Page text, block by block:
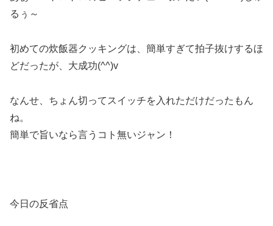
るぅ～
初めての炊飯器クッキングは、簡単すぎて拍子抜けするほ
どだったが、大成功(^^)v
なんせ、ちょん切ってスイッチを入れただけだったもん
ね。
簡単で旨いなら言うコト無いジャン！
今日の反省点